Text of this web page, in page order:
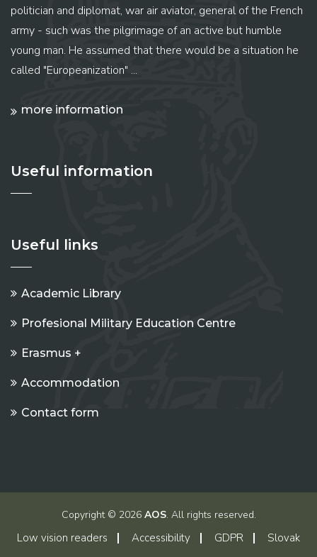
politician and diplomat, war air aviator, general of the French
army - such was the pilgrimage of an active but humble
young man. He assumed that there would be a situation he
called "Europeanization" ...
more information
Useful information
Useful links
Academic Library
Profesional Military Education Centre
Erasmus +
Accommodation
Contact form
Copyright © 2026 AOS. All rights reserved.
Low vision readers Accessibility GDPR Slovak